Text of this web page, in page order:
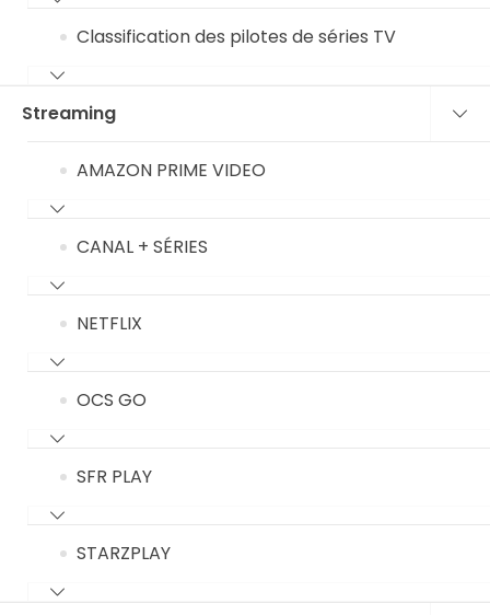
Classification des pilotes de séries TV
Streaming
AMAZON PRIME VIDEO
CANAL + SÉRIES
NETFLIX
OCS GO
SFR PLAY
STARZPLAY